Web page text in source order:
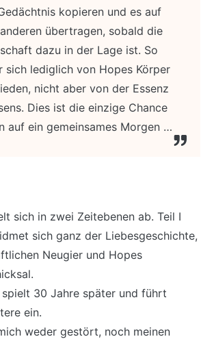
kopieren und es auf
übertragen, sobald die
dazu in der Lage ist. So
sich lediglich von Hopes Körper
nicht aber von der Essenz
Dies ist die einzige Chance
auf ein gemeinsames Morgen …
sich in zwei Zeitebenen ab. Teil I
sich ganz der Liebesgeschichte,
Neugier und Hopes
30 Jahre später und führt
ein.
weder gestört, noch meinen